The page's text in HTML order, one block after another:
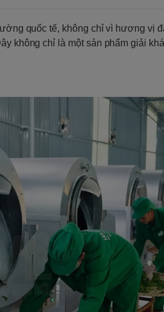
quốc tế, không chỉ vì hương vị
không chỉ là một sản phẩm giải